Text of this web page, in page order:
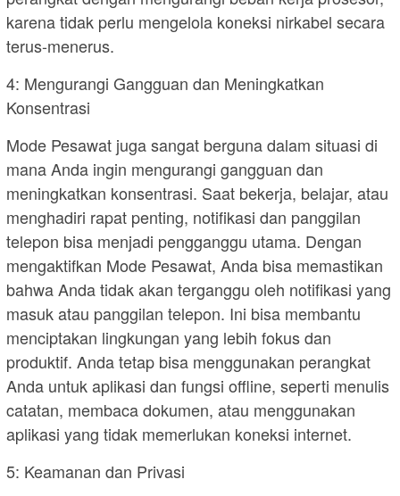
karena tidak perlu mengelola koneksi nirkabel secara
terus-menerus.
4: Mengurangi Gangguan dan Meningkatkan
Konsentrasi
Mode Pesawat juga sangat berguna dalam situasi di
mana Anda ingin mengurangi gangguan dan
meningkatkan konsentrasi. Saat bekerja, belajar, atau
menghadiri rapat penting, notifikasi dan panggilan
telepon bisa menjadi pengganggu utama. Dengan
mengaktifkan Mode Pesawat, Anda bisa memastikan
bahwa Anda tidak akan terganggu oleh notifikasi yang
masuk atau panggilan telepon. Ini bisa membantu
menciptakan lingkungan yang lebih fokus dan
produktif. Anda tetap bisa menggunakan perangkat
Anda untuk aplikasi dan fungsi offline, seperti menulis
catatan, membaca dokumen, atau menggunakan
aplikasi yang tidak memerlukan koneksi internet.
5: Keamanan dan Privasi